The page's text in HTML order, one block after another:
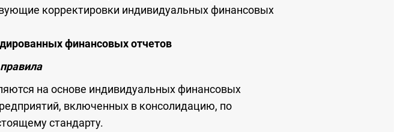
корректировки индивидуальных финансовых
финансовых отчетов
на основе индивидуальных финансовых
включенных в консолидацию, по
стандарту.